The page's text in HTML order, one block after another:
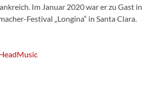
Im Januar 2020 war er zu Gast in
Festival „Longina“ in Santa Clara.